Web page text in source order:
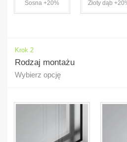
Sosna +20% Złoty dąb
Krok 2
Rodzaj montażu
Wybierz opcję